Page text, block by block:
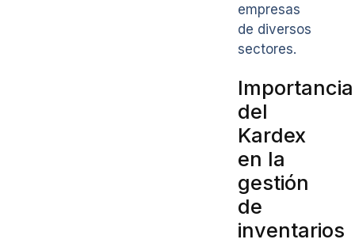
empresas
de diversos
sectores.
Importancia
del
Kardex
en la
gestión
de
inventarios